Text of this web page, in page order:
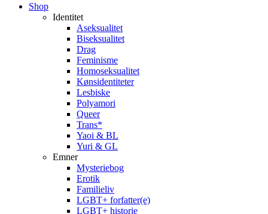
Close
Shop
Identitet
Aseksualitet
Biseksualitet
Drag
Feminisme
Homoseksualitet
Kønsidentiteter
Lesbiske
Polyamori
Queer
Trans*
Yaoi & BL
Yuri & GL
Emner
Mysteriebog
Erotik
Familieliv
LGBT+ forfatter(e)
LGBT+ historie